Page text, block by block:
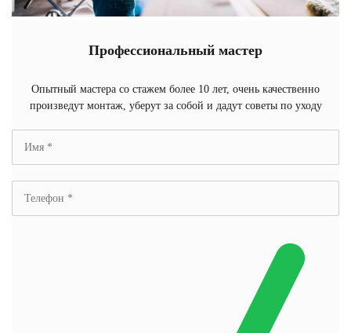
Профессиональный мастер
Опытный мастера со стажем более 10 лет, очень качественно
произведут монтаж, уберут за собой и дадут советы по уходу